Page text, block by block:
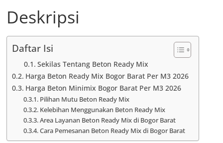
Deskripsi
Daftar Isi
Sekilas Tentang Beton Ready Mix
Harga Beton Ready Mix Bogor Barat Per M3 2026
Harga Beton Minimix Bogor Barat Per M3 2026
Pilihan Mutu Beton Ready Mix
Kelebihan Menggunakan Beton Ready Mix
Area Layanan Beton Ready Mix di Bogor Barat
Cara Pemesanan Beton Ready Mix di Bogor Barat